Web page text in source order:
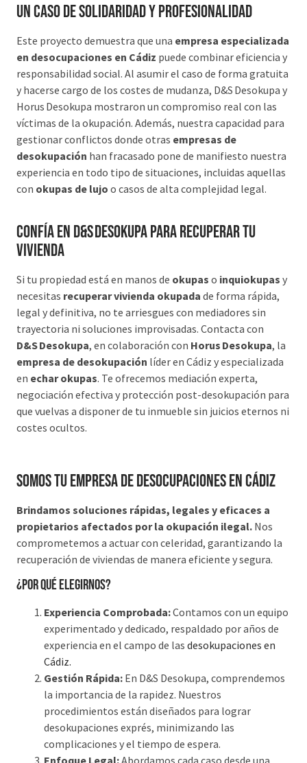
Un caso de solidaridad y profesionalidad
Este proyecto demuestra que una empresa especializada
en desocupaciones en Cádiz puede combinar eficiencia y
responsabilidad social. Al asumir el caso de forma gratuita
y hacerse cargo de los costes de mudanza, D&S Desokupa y
Horus Desokupa mostraron un compromiso real con las
víctimas de la okupación. Además, nuestra capacidad para
gestionar conflictos donde otras empresas de
desokupación han fracasado pone de manifiesto nuestra
experiencia en todo tipo de situaciones, incluidas aquellas
con okupas de lujo o casos de alta complejidad legal.
Confía en D&S Desokupa para recuperar tu
vivienda
Si tu propiedad está en manos de okupas o inquiokupas y
necesitas recuperar vivienda okupada de forma rápida,
legal y definitiva, no te arriesgues con mediadores sin
trayectoria ni soluciones improvisadas. Contacta con
D&S Desokupa, en colaboración con Horus Desokupa, la
empresa de desokupación líder en Cádiz y especializada
en echar okupas. Te ofrecemos mediación experta,
negociación efectiva y protección post-desokupación para
que vuelvas a disponer de tu inmueble sin juicios eternos ni
costes ocultos.
Somos tu Empresa de desocupaciones en Cádiz
Brindamos soluciones rápidas, legales y eficaces a
propietarios afectados por la okupación ilegal. Nos
comprometemos a actuar con celeridad, garantizando la
recuperación de viviendas de manera eficiente y segura.
¿Por qué elegirnos?
Experiencia Comprobada:Contamos con un equipo
experimentado y dedicado, respaldado por años de
experiencia en el campo de las desokupaciones en
Cádiz.
Gestión Rápida: En D&S Desokupa, comprendemos
la importancia de la rapidez. Nuestros
procedimientos están diseñados para lograr
desokupaciones exprés, minimizando las
complicaciones y el tiempo de espera.